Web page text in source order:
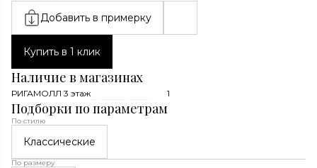
Добавить в примерку
Купить в 1 клик
Наличие в магазинах
РИГАМОЛЛ 3 этаж 1
Подборки по параметрам
По стилю
Классические
По размеру